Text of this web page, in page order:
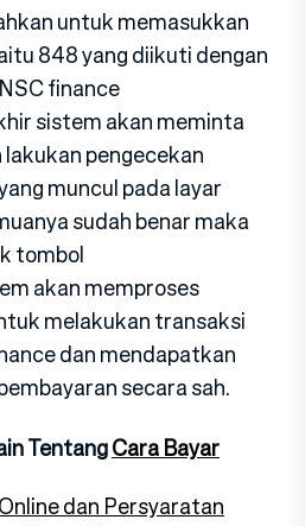
untuk memasukkan
848 yang diikuti dengan
finance
sistem akan meminta
pengecekan
muncul pada layar
sudah benar maka
tombol
akan memproses
melakukan transaksi
dan mendapatkan
secara sah.
TentangCara Bayar
dan Persyaratan